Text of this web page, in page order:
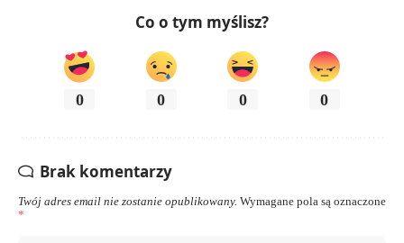
Co o tym myślisz?
0 0 0 0
Brak komentarzy
Twój adres email nie zostanie opublikowany. Wymagane pola są oznaczone
*